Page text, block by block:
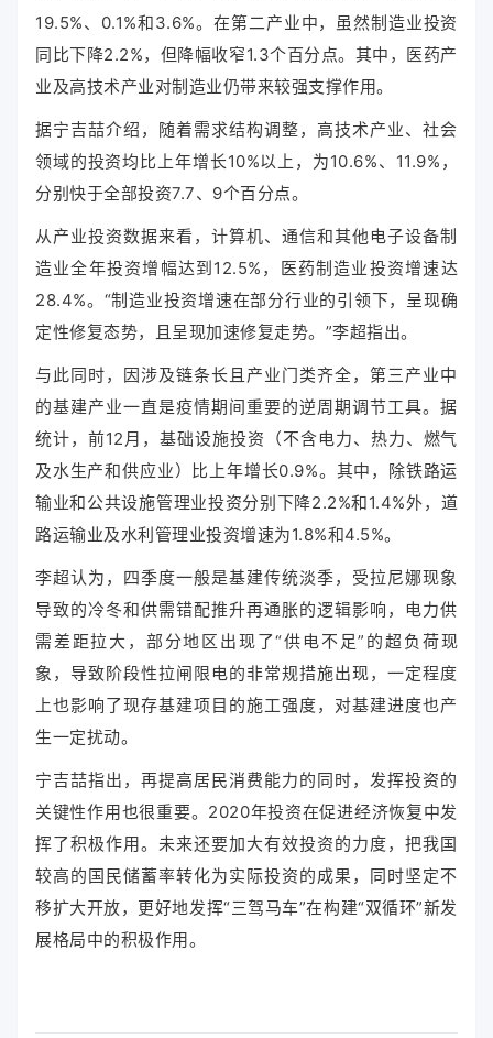
19.5%、0.1%和3.6%。在第二产业中，虽然制造业投资
同比下降2.2%，但降幅收窄1.3个百分点。其中，医药产
业及高技术产业对制造业仍带来较强支撑作用。
据宁吉喆介绍，随着需求结构调整，高技术产业、社会
领域的投资均比上年增长10%以上，为10.6%、11.9%，
分别快于全部投资7.7、9个百分点。
从产业投资数据来看，计算机、通信和其他电子设备制
造业全年投资增幅达到12.5%，医药制造业投资增速达
28.4%。“制造业投资增速在部分行业的引领下，呈现确
定性修复态势，且呈现加速修复走势。”李超指出。
与此同时，因涉及链条长且产业门类齐全，第三产业中
的基建产业一直是疫情期间重要的逆周期调节工具。据
统计，前12月，基础设施投资（不含电力、热力、燃气
及水生产和供应业）比上年增长0.9%。其中，除铁路运
输业和公共设施管理业投资分别下降2.2%和1.4%外，道
路运输业及水利管理业投资增速为1.8%和4.5%。
李超认为，四季度一般是基建传统淡季，受拉尼娜现象
导致的冷冬和供需错配推升再通胀的逻辑影响，电力供
需差距拉大，部分地区出现了“供电不足”的超负荷现
象，导致阶段性拉闸限电的非常规措施出现，一定程度
上也影响了现存基建项目的施工强度，对基建进度也产
生一定扰动。
宁吉喆指出，再提高居民消费能力的同时，发挥投资的
关键性作用也很重要。2020年投资在促进经济恢复中发
挥了积极作用。未来还要加大有效投资的力度，把我国
较高的国民储蓄率转化为实际投资的成果，同时坚定不
移扩大开放，更好地发挥“三驾马车”在构建“双循环”新发
展格局中的积极作用。